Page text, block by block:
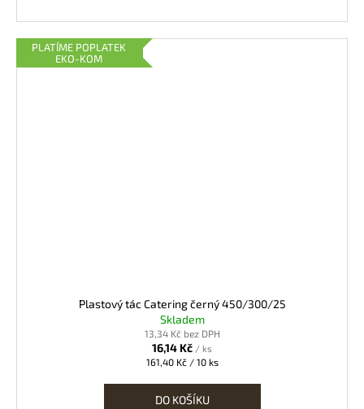
PLATÍME POPLATEK
EKO-KOM
Plastový tác Catering černý 450/300/25
Skladem
13,34 Kč bez DPH
16,14 Kč / ks
Měrná
161,40 Kč / 10 ks
DO KOŠÍKU